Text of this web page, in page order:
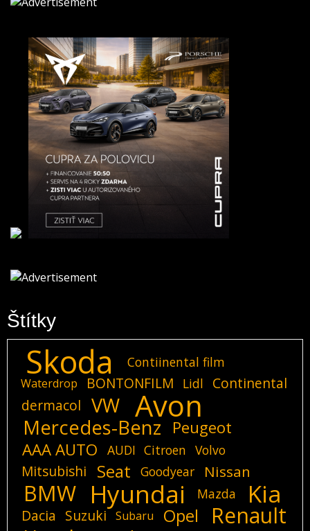
Štítky
Skoda Contiinental film
Waterdrop BONTONFILM Lidl
Continental
dermacol
VW Avon
Mercedes-Benz
Peugeot
AAA AUTO
AUDI Citroen Volvo
Mitsubishi Seat Goodyear Nissan
BMW Hyundai Mazda Kia
Dacia Suzuki Subaru Opel Renault